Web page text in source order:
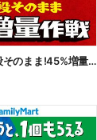
【おトク】お値段そのまま!45%増量作戦!